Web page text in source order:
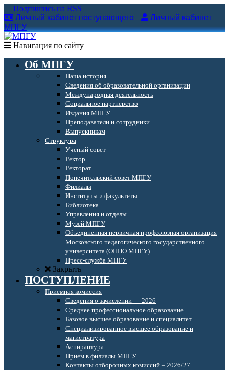
Подпишись на RSS
Личный кабинет поступающего
Личный кабинет
МПГУ
Навигация по сайту
Об МПГУ
Наша история
Сведения об образовательной организации
Международная деятельность
Социальное партнерство
Издания МПГУ
Преподаватели и сотрудники
Выпускникам
Структура
Ученый совет
Ректор
Ректорат
Попечительский совет МПГУ
Филиалы
Институты и факультеты
Библиотека
Управления и отделы
Музей МПГУ
Объединенная первичная профсоюзная организация
Московского педагогического государственного
университета (ОППО МПГУ)
Пресс-служба МПГУ
Закрыть
ПОСТУПЛЕНИЕ
Приемная комиссия
Сведения о зачислении — 2026
Среднее профессиональное образование
Базовое высшее образование и специалитет
Специализированное высшее образование и
магистратура
Аспирантура
Прием в филиалы МПГУ
Контакты отборочных комиссий – 2026/27